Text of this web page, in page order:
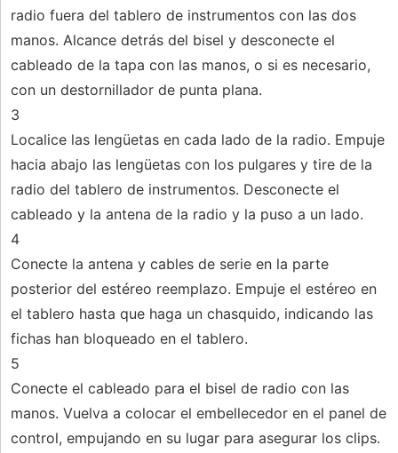
radio fuera del tablero de instrumentos con las dos
manos. Alcance detrás del bisel y desconecte el
cableado de la tapa con las manos, o si es necesario,
con un destornillador de punta plana.
3
Localice las lengüetas en cada lado de la radio. Empuje
hacia abajo las lengüetas con los pulgares y tire de la
radio del tablero de instrumentos. Desconecte el
cableado y la antena de la radio y la puso a un lado.
4
Conecte la antena y cables de serie en la parte
posterior del estéreo reemplazo. Empuje el estéreo en
el tablero hasta que haga un chasquido, indicando las
fichas han bloqueado en el tablero.
5
Conecte el cableado para el bisel de radio con las
manos. Vuelva a colocar el embellecedor en el panel de
control, empujando en su lugar para asegurar los clips.